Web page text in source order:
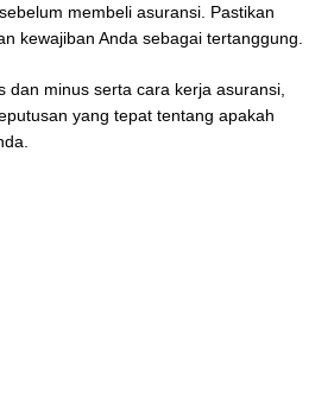
membeli asuransi. Pastikan
kewajiban Anda sebagai tertanggung.
dan minus serta cara kerja asuransi,
yang tepat tentang apakah